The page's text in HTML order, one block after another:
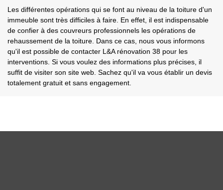
Les différentes opérations qui se font au niveau de la toiture d'un
immeuble sont très difficiles à faire. En effet, il est indispensable
de confier à des couvreurs professionnels les opérations de
rehaussement de la toiture. Dans ce cas, nous vous informons
qu'il est possible de contacter L&A rénovation 38 pour les
interventions. Si vous voulez des informations plus précises, il
suffit de visiter son site web. Sachez qu'il va vous établir un devis
totalement gratuit et sans engagement.